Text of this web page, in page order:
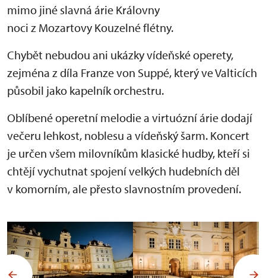
mimo jiné slavná árie Královny
noci z Mozartovy Kouzelné flétny.
Chybět nebudou ani ukázky vídeňské operety,
zejména z díla Franze von Suppé, který ve Valticích
působil jako kapelník orchestru.
Oblíbené operetní melodie a virtuózní árie dodají
večeru lehkost, noblesu a vídeňský šarm. Koncert
je určen všem milovníkům klasické hudby, kteří si
chtějí vychutnat spojení velkých hudebních děl
v komorním, ale přesto slavnostním provedení.